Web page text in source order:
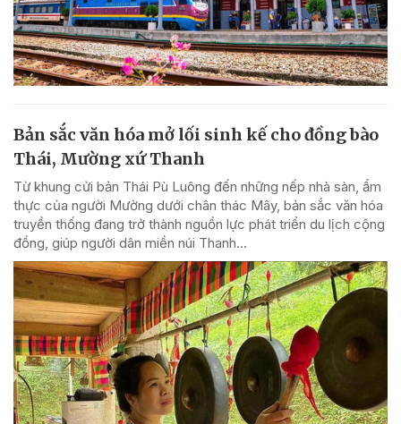
Bản sắc văn hóa mở lối sinh kế cho đồng bào
Thái, Mường xứ Thanh
Từ khung cửi bản Thái Pù Luông đến những nếp nhà sàn, ẩm
thực của người Mường dưới chân thác Mây, bản sắc văn hóa
truyền thống đang trở thành nguồn lực phát triển du lịch cộng
đồng, giúp người dân miền núi Thanh...